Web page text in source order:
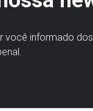
você informado